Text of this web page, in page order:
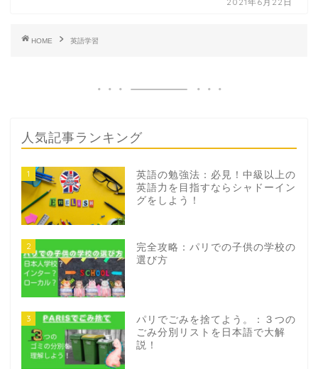
HOME 英語学習
人気記事ランキング
1
英語の勉強法：必見！中級以上の
英語力を目指すならシャドーイン
グをしよう！
2
完全攻略：パリでの子供の学校の
選び方
3
パリでごみを捨てよう。：３つの
ごみ分別リストを日本語で大解
説！